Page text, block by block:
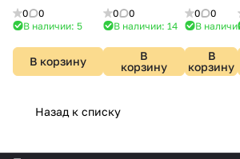
0
0
В наличии: 5
В корзину
0
0
В наличии: 14
В
корзину
0/1A
0
0
В
В
корзину
Назад к списку